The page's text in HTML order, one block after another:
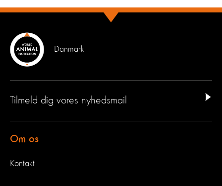
Danmark
Tilmeld dig vores nyhedsmail
Om os
Kontakt